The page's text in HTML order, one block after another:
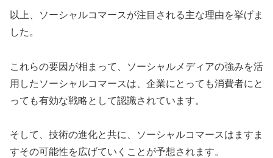
以上、ソーシャルコマースが注目される主な理由を挙げま
した。
これらの要因が相まって、ソーシャルメディアの強みを活
用したソーシャルコマースは、企業にとっても消費者にと
っても有効な戦略として認識されています。
そして、技術の進化と共に、ソーシャルコマースはますま
すその可能性を広げていくことが予想されます。